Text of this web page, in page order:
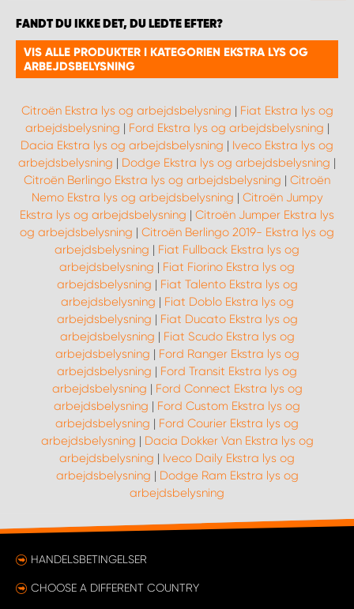
FANDT DU IKKE DET, DU LEDTE EFTER?
VIS ALLE PRODUKTER I KATEGORIEN EKSTRA LYS OG
ARBEJDSBELYSNING
Citroën Ekstra lys og arbejdsbelysning | Fiat Ekstra lys og
arbejdsbelysning | Ford Ekstra lys og arbejdsbelysning |
Dacia Ekstra lys og arbejdsbelysning | Iveco Ekstra lys og
arbejdsbelysning | Dodge Ekstra lys og arbejdsbelysning |
Citroën Berlingo Ekstra lys og arbejdsbelysning | Citroën
Nemo Ekstra lys og arbejdsbelysning | Citroën Jumpy
Ekstra lys og arbejdsbelysning | Citroën Jumper Ekstra lys
og arbejdsbelysning | Citroën Berlingo 2019- Ekstra lys og
arbejdsbelysning | Fiat Fullback Ekstra lys og
arbejdsbelysning | Fiat Fiorino Ekstra lys og
arbejdsbelysning | Fiat Talento Ekstra lys og
arbejdsbelysning | Fiat Doblo Ekstra lys og
arbejdsbelysning | Fiat Ducato Ekstra lys og
arbejdsbelysning | Fiat Scudo Ekstra lys og
arbejdsbelysning | Ford Ranger Ekstra lys og
arbejdsbelysning | Ford Transit Ekstra lys og
arbejdsbelysning | Ford Connect Ekstra lys og
arbejdsbelysning | Ford Custom Ekstra lys og
arbejdsbelysning | Ford Courier Ekstra lys og
arbejdsbelysning | Dacia Dokker Van Ekstra lys og
arbejdsbelysning | Iveco Daily Ekstra lys og
arbejdsbelysning | Dodge Ram Ekstra lys og
arbejdsbelysning
HANDELSBETINGELSER
CHOOSE A DIFFERENT COUNTRY